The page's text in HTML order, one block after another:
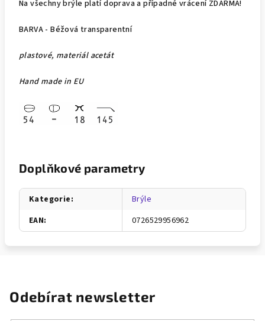
Na všechny brýle platí doprava a případné vrácení ZDARMA!
BARVA - Béžová transparentní
plastové, materiál acetát
Hand made in EU
Doplňkové parametry
Kategorie:
Brýle
EAN: 0726529956962
Odebírat newsletter